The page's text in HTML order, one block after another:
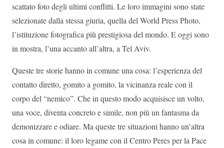
scattato foto degli ultimi conflitti. Le loro immagini sono state
selezionate dalla stessa giuria, quella del World Press Photo,
l’istituzione fotografica più prestigiosa del mondo. E oggi sono
in mostra, l’una accanto all’altra, a Tel Aviv.
Queste tre storie hanno in comune una cosa: l’esperienza del
contatto diretto, gomito a gomito, la vicinanza reale con il
corpo del “nemico”. Che in questo modo acquisisce un volto,
una voce, diventa concreto e simile, non più un fantasma da
demonizzare e odiare. Ma queste tre situazioni hanno un’altra
cosa in comune: il loro legame con il Centro Peres per la Pace